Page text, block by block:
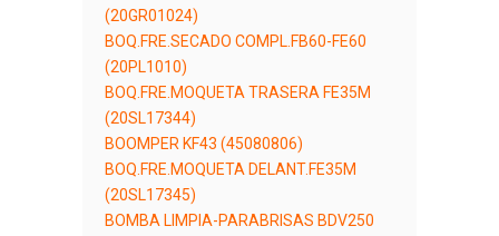
(20GR01024)
BOQ.FRE.SECADO COMPL.FB60-FE60
(20PL1010)
BOQ.FRE.MOQUETA TRASERA FE35M
(20SL17344)
BOOMPER KF43 (45080806)
BOQ.FRE.MOQUETA DELANT.FE35M
(20SL17345)
BOMBA LIMPIA-PARABRISAS BDV250